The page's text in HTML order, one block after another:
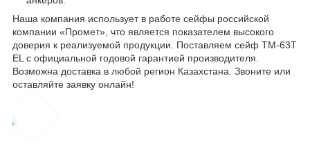
Наша компания использует в работе сейфы российской
компании «Промет», что является показателем высокого
доверия к реализуемой продукции. Поставляем сейф TM-63T
EL с официальной годовой гарантией производителя.
Возможна доставка в любой регион Казахстана. Звоните или
оставляйте заявку онлайн!